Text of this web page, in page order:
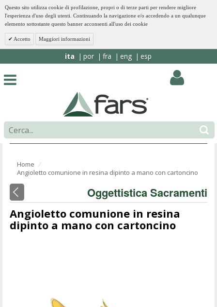
Questo sito utilizza cookie di profilazione, propri o di terze parti per rendere migliore
l'esperienza d'uso degli utenti. Continuando la navigazione e/o accedendo a un qualunque
elemento sottostante questo banner acconsenti all'uso dei cookie
Accetto Maggiori informazioni
ita por fra eng esp
Home ⁄
Angioletto comunione in resina dipinto a mano con cartoncino
Oggettistica Sacramenti
Angioletto comunione in resina
dipinto a mano con cartoncino